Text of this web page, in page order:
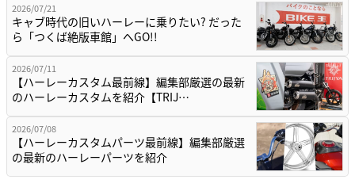
2026/07/21
キャブ時代の旧いハーレーに乗りたい? だった
ら「つくば絶版車館」へGO!!
2026/07/11
【ハーレーカスタム最前線】編集部厳選の最新
のハーレーカスタムを紹介【TRIJ…
2026/07/08
【ハーレーカスタムパーツ最前線】編集部厳選
の最新のハーレーパーツを紹介